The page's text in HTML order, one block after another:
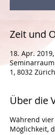
Zeit und
18. Apr.
1, 8032
Über die
Während
Möglichkeit,